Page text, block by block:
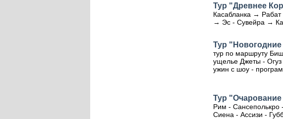
Тур "Древнее
Касабланка →
→ Эс - Сувейра →
Тур
тур по маршруту
ущелье Джеты - Огуз
ужин с шоу -
Тур
Рим - Сансеполькро
Сиена - Ассизи -